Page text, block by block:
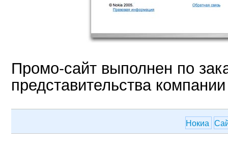
Промо-сайт выполнен по
представительства
Нокиа